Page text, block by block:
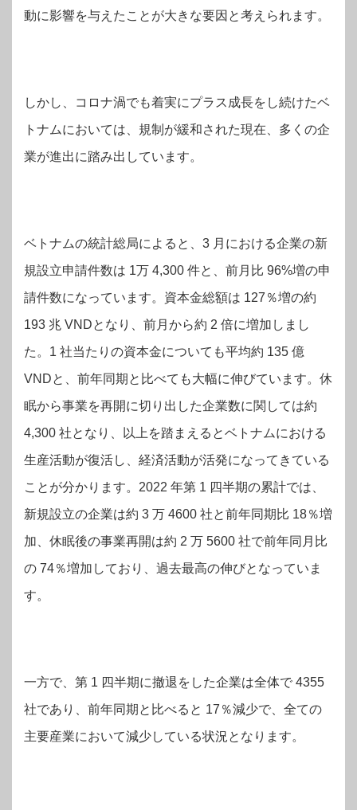
動に影響を与えたことが大きな要因と考えられます。
しかし、コロナ渦でも着実にプラス成長をし続けたベ
トナムにおいては、規制が緩和された現在、多くの企
業が進出に踏み出しています。
ベトナムの統計総局によると、3 月における企業の新
規設立申請件数は 1万 4,300 件と、前月比 96%増の申
請件数になっています。資本金総額は 127％増の約
193 兆 VNDとなり、前月から約 2 倍に増加しまし
た。1 社当たりの資本金についても平均約 135 億
VNDと、前年同期と比べても大幅に伸びています。休
眠から事業を再開に切り出した企業数に関しては約
4,300 社となり、以上を踏まえるとベトナムにおける
生産活動が復活し、経済活動が活発になってきている
ことが分かります。2022 年第 1 四半期の累計では、
新規設立の企業は約 3 万 4600 社と前年同期比 18％増
加、休眠後の事業再開は約 2 万 5600 社で前年同月比
の 74％増加しており、過去最高の伸びとなっていま
す。
一方で、第 1 四半期に撤退をした企業は全体で 4355
社であり、前年同期と比べると 17％減少で、全ての
主要産業において減少している状況となります。